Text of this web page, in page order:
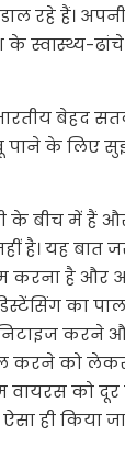
रहे हैं।
स्वास्थ्य-
बेहद
के लिए
के बीच में हैं
है। यह बात
है और
का
करने
करने को
वायरस को
ही किया